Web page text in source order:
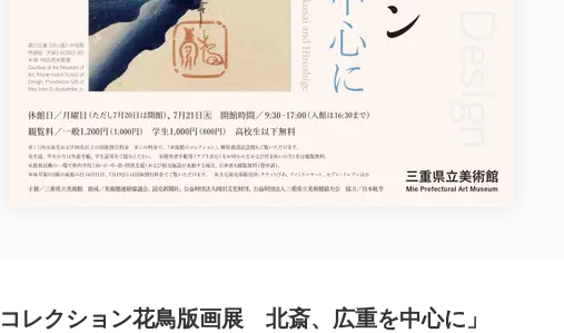
コレクション花鳥版画展 北斎、広重を中心に」